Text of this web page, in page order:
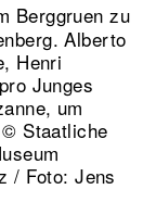
Berggruen zu
Alberto
Henri
Junges
um
Staatliche
/ Foto: Jens